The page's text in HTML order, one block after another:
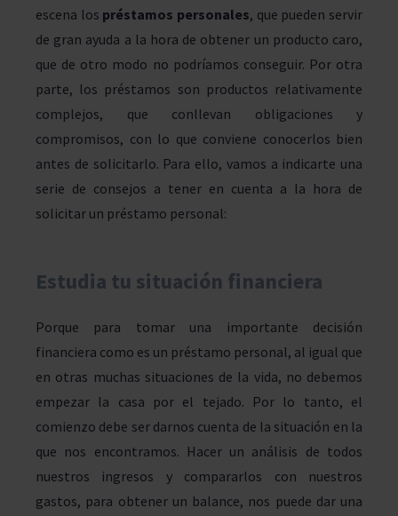
escena los préstamos personales, que pueden servir
de gran ayuda a la hora de obtener un producto caro,
que de otro modo no podríamos conseguir. Por otra
parte, los préstamos son productos relativamente
complejos, que conllevan obligaciones y
compromisos, con lo que conviene conocerlos bien
antes de solicitarlo. Para ello, vamos a indicarte una
serie de consejos a tener en cuenta a la hora de
solicitar un préstamo personal:
Estudia tu situación financiera
Porque para tomar una importante decisión
financiera como es un préstamo personal, al igual que
en otras muchas situaciones de la vida, no debemos
empezar la casa por el tejado. Por lo tanto, el
comienzo debe ser darnos cuenta de la situación en la
que nos encontramos. Hacer un análisis de todos
nuestros ingresos y compararlos con nuestros
gastos, para obtener un balance, nos puede dar una